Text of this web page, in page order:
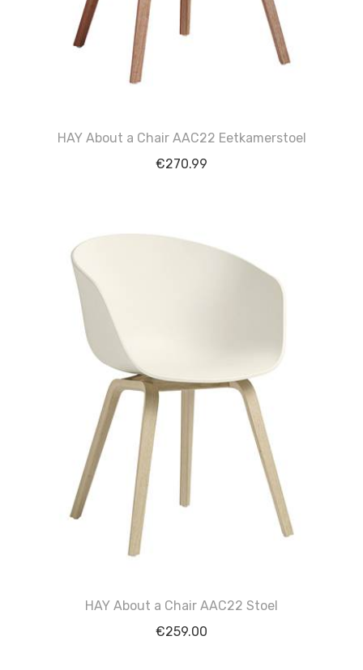
HAY About a Chair AAC22 Eetkamerstoel
€270.99
HAY About a Chair AAC22 Stoel
€259.00